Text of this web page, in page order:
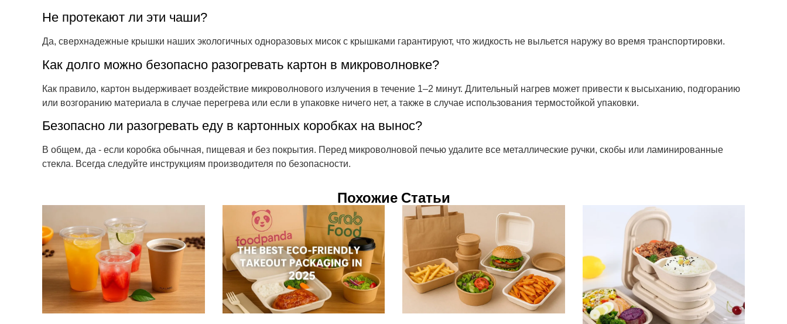
Не протекают ли эти чаши?
Да, сверхнадежные крышки наших экологичных одноразовых мисок с крышками гарантируют, что жидкость не выльется наружу во время транспортировки.
Как долго можно безопасно разогревать картон в микроволновке?
Как правило, картон выдерживает воздействие микроволнового излучения в течение 1–2 минут. Длительный нагрев может привести к высыханию, подгоранию
или возгоранию материала в случае перегрева или если в упаковке ничего нет, а также в случае использования термостойкой упаковки.
Безопасно ли разогревать еду в картонных коробках на вынос?
В общем, да - если коробка обычная, пищевая и без покрытия. Перед микроволновой печью удалите все металлические ручки, скобы или ламинированные
стекла. Всегда следуйте инструкциям производителя по безопасности.
Похожие Статьи